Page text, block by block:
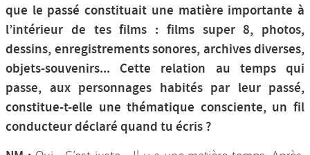
que le passé constituait une matière importante à
l’intérieur de tes films : films super 8, photos,
dessins, enregistrements sonores, archives diverses,
objets-souvenirs... Cette relation au temps qui
passe, aux personnages habités par leur passé,
constitue-t-elle une thématique consciente, un fil
conducteur déclaré quand tu écris ?